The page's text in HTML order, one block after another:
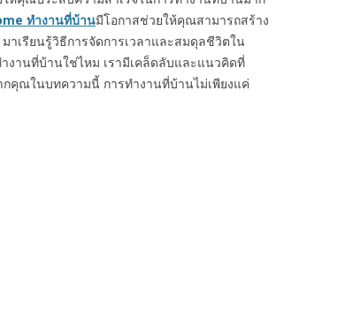
ทำงานที่บ้านมีโอกาสช่วยให้คุณสามารถสร้าง
าเรียนรู้วิธีการจัดการเวลาและสมดุลชีวิตใน
งานที่บ้านใช่ไหม เรามีเคล็ดลับและแนวคิดที่
คุณในบทความนี้ การทำงานที่บ้านไม่เพียงแค่